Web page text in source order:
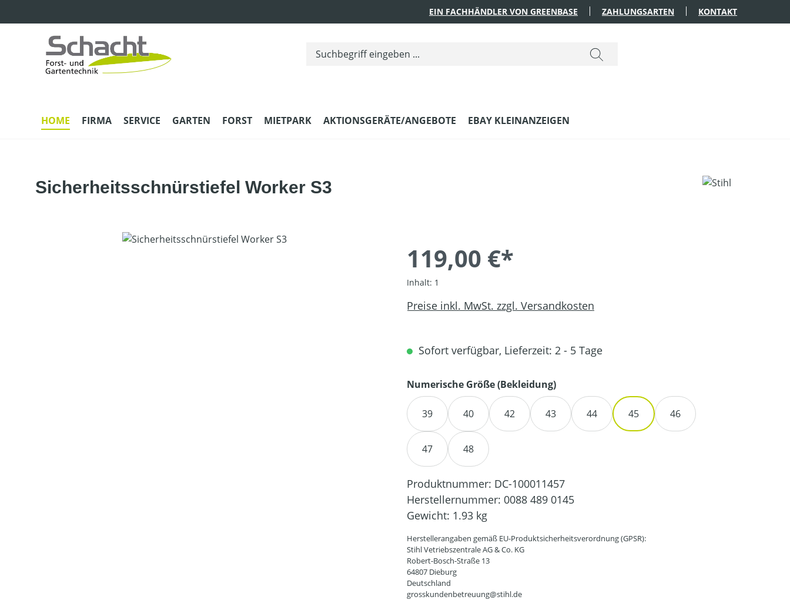
EIN FACHHÄNDLER VON GREENBASE ZAHLUNGSARTEN KONTAKT
HOME FIRMA SERVICE GARTEN FORST MIETPARK AKTIONSGERÄTE/ANGEBOTE EBAY KLEINANZEIGEN
Sicherheitsschnürstiefel Worker S3
Bildergalerie überspringen
119,00 €*
Inhalt: 1
Preise inkl. MwSt. zzgl. Versandkosten
Sofort verfügbar, Lieferzeit: 2 - 5 Tage
Numerische Größe (Bekleidung)auswählen
39 40 42 43 44 45 46
47 48
Produktnummer: DC-100011457
Herstellernummer: 0088 489 0145
Gewicht: 1.93 kg
Herstellerangaben gemäß EU-Produktsicherheitsverordnung (GPSR):
Stihl Vetriebszentrale AG & Co. KG
Robert-Bosch-Straße 13
64807 Dieburg
Deutschland
grosskundenbetreuung@stihl.de